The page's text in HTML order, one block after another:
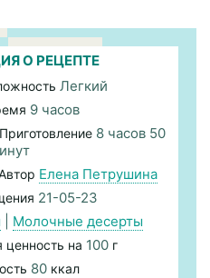
О РЕЦЕПТЕ
Легкий
9 часов
8 часов 50
Елена Петрушина
21-05-23
Молочные десерты
ценность на 100г
80 ккал